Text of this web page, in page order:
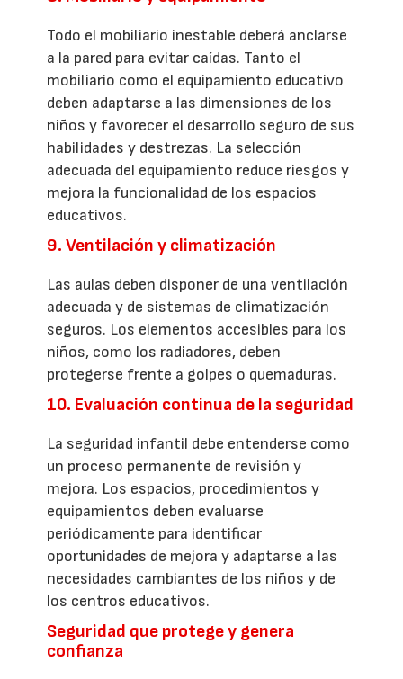
Todo el mobiliario inestable deberá anclarse
a la pared para evitar caídas. Tanto el
mobiliario como el equipamiento educativo
deben adaptarse a las dimensiones de los
niños y favorecer el desarrollo seguro de sus
habilidades y destrezas. La selección
adecuada del equipamiento reduce riesgos y
mejora la funcionalidad de los espacios
educativos.
9. Ventilación y climatización
Las aulas deben disponer de una ventilación
adecuada y de sistemas de climatización
seguros. Los elementos accesibles para los
niños, como los radiadores, deben
protegerse frente a golpes o quemaduras.
10. Evaluación continua de la seguridad
La seguridad infantil debe entenderse como
un proceso permanente de revisión y
mejora. Los espacios, procedimientos y
equipamientos deben evaluarse
periódicamente para identificar
oportunidades de mejora y adaptarse a las
necesidades cambiantes de los niños y de
los centros educativos.
Seguridad que protege y genera
confianza